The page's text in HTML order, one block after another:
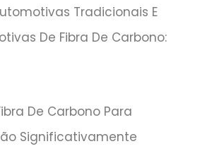
Tradicionais E
De Fibra De Carbono:
De Carbono Para
Significativamente